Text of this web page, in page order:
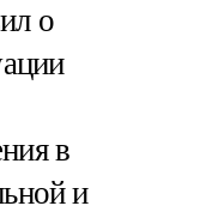
о
в
и